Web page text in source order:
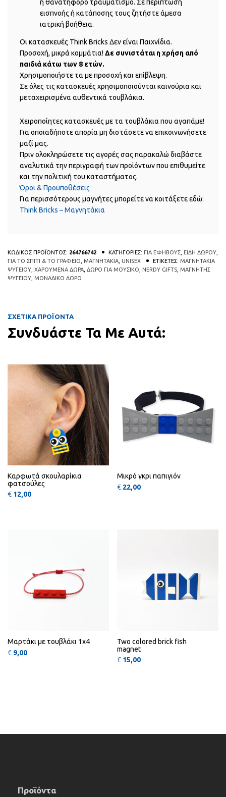
ή θανατηφόρο τραυματισμό. Σε περίπτωση
εισπνοής ή κατάποσης τους ζητήστε άμεσα
ιατρική βοήθεια.
Οι κατασκευές Think Bricks Δεν είναι Παιχνίδια.
Προσοχή, μικρά κομμάτια!Δε συνιστάται η χρήση από
παιδιά κάτω των 8 ετών.
Χρησιμοποιήστε τα με προσοχή και επίβλεψη.
Σε όλες τις κατασκευές χρησιμοποιούνται καινούρια και
μεταχειρισμένα αυθεντικά τουβλάκια.
Χειροποίητες κατασκευές με τα τουβλάκια που αγαπάμε!
Για οποιαδήποτε απορία μη διστάσετε να επικοινωνήσετε
μαζί μας.
Πριν ολοκληρώσετε τις αγορές σας παρακαλώ διαβάστε
αναλυτικά την περιγραφή των προϊόντων που επιθυμείτε
και την πολιτική του καταστήματος.
Όροι & Προϋποθέσεις
Για περισσότερους μαγνήτες μπορείτε να κοιτάξετε εδώ:
Think Bricks – Μαγνητάκια
ΚΩΔΙΚΟΣ ΠΡΟΪΟΝΤΟΣ: 264766742 ΚΑΤΗΓΟΡΙΕΣ: ΓΙΑ ΕΦΗΒΟΥΣ ΕΙΔΗ ΔΩΡΟΥ
ΓΙΑ ΤΟ ΣΠΙΤΙ & ΤΟ ΓΡΑΦΕΙΟ ΜΑΓΝΗΤΑΚΙΑ UNISEX ΕΤΙΚΕΤΕΣ: ΜΑΓΝΗΤΑΚΙΑ
ΨΥΓΕΙΟΥ ΧΑΡΟΥΜΕΝΑ ΔΩΡΑ ΔΩΡΟ ΓΙΑ ΜΟΥΣΙΚΟ NERDY GIFTS ΜΑΓΝΗΤΗΣ
ΨΥΓΕΙΟΥ ΜΟΝΑΔΙΚΟ ΔΩΡΟ
ΣΧΕΤΙΚΑ ΠΡΟΪΟΝΤΑ
Συνδυάστε Τα Με Αυτά:
Αυτό το προϊόν έχει πολλαπλές
Καρφωτά σκουλαρίκια
φατσούλες
€ 12,00
Μικρό γκρι παπιγιόν
€ 22,00
Μαρτάκι με τουβλάκι 1x4
€ 9,00
Two colored brick fish
magnet
€ 15,00
Προϊόντα